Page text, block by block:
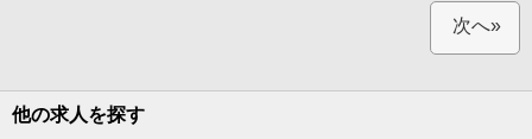
次へ»
他の求人を探す